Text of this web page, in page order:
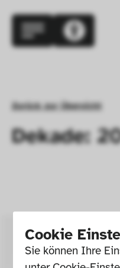
Cookie
Sie können Ihre
Zurück zur Übersicht
Dekade: